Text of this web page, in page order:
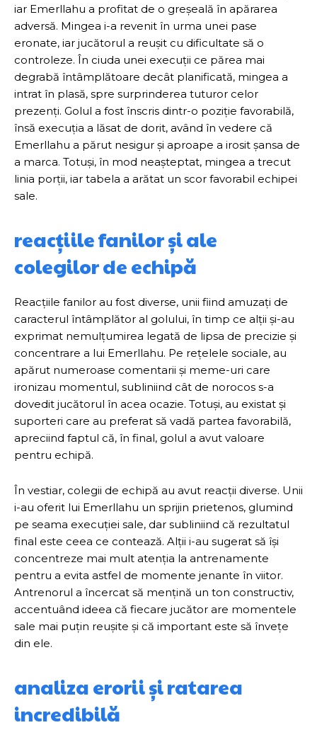
iar Emerllahu a profitat de o greșeală în apărarea
adversă. Mingea i-a revenit în urma unei pase
eronate, iar jucătorul a reușit cu dificultate să o
controleze. În ciuda unei execuții ce părea mai
degrabă întâmplătoare decât planificată, mingea a
intrat în plasă, spre surprinderea tuturor celor
prezenți. Golul a fost înscris dintr-o poziție favorabilă,
însă execuția a lăsat de dorit, având în vedere că
Emerllahu a părut nesigur și aproape a irosit șansa de
a marca. Totuși, în mod neașteptat, mingea a trecut
linia porții, iar tabela a arătat un scor favorabil echipei
sale.
reacțiile fanilor și ale
colegilor de echipă
Reacțiile fanilor au fost diverse, unii fiind amuzați de
caracterul întâmplător al golului, în timp ce alții și-au
exprimat nemulțumirea legată de lipsa de precizie și
concentrare a lui Emerllahu. Pe rețelele sociale, au
apărut numeroase comentarii și meme-uri care
ironizau momentul, subliniind cât de norocos s-a
dovedit jucătorul în acea ocazie. Totuși, au existat și
suporteri care au preferat să vadă partea favorabilă,
apreciind faptul că, în final, golul a avut valoare
pentru echipă.
În vestiar, colegii de echipă au avut reacții diverse. Unii
i-au oferit lui Emerllahu un sprijin prietenos, glumind
pe seama execuției sale, dar subliniind că rezultatul
final este ceea ce contează. Alții i-au sugerat să își
concentreze mai mult atenția la antrenamente
pentru a evita astfel de momente jenante în viitor.
Antrenorul a încercat să mențină un ton constructiv,
accentuând ideea că fiecare jucător are momentele
sale mai puțin reușite și că important este să învețe
din ele.
analiza erorii și ratarea
incredibilă